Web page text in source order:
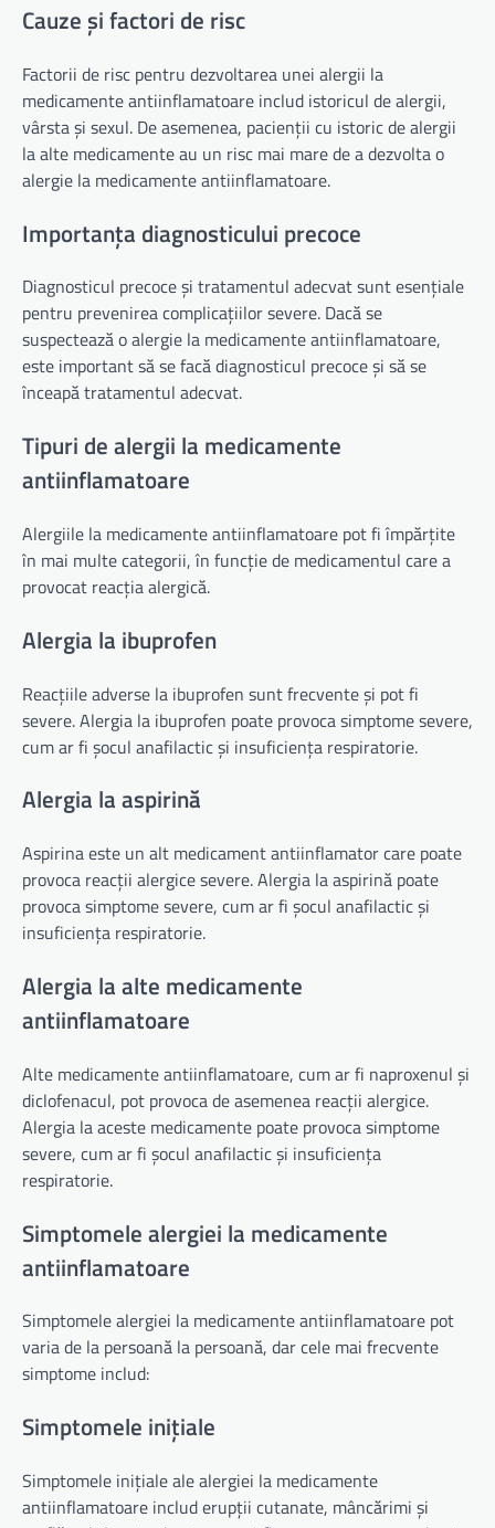
Cauze și factori de risc
Factorii de risc pentru dezvoltarea unei alergii la
medicamente antiinflamatoare includ istoricul de alergii,
vârsta și sexul. De asemenea, pacienții cu istoric de alergii
la alte medicamente au un risc mai mare de a dezvolta o
alergie la medicamente antiinflamatoare.
Importanța diagnosticului precoce
Diagnosticul precoce și tratamentul adecvat sunt esențiale
pentru prevenirea complicațiilor severe. Dacă se
suspectează o alergie la medicamente antiinflamatoare,
este important să se facă diagnosticul precoce și să se
înceapă tratamentul adecvat.
Tipuri de alergii la medicamente
antiinflamatoare
Alergiile la medicamente antiinflamatoare pot fi împărțite
în mai multe categorii, în funcție de medicamentul care a
provocat reacția alergică.
Alergia la ibuprofen
Reacțiile adverse la ibuprofen sunt frecvente și pot fi
severe. Alergia la ibuprofen poate provoca simptome severe,
cum ar fi șocul anafilactic și insuficiența respiratorie.
Alergia la aspirină
Aspirina este un alt medicament antiinflamator care poate
provoca reacții alergice severe. Alergia la aspirină poate
provoca simptome severe, cum ar fi șocul anafilactic și
insuficiența respiratorie.
Alergia la alte medicamente
antiinflamatoare
Alte medicamente antiinflamatoare, cum ar fi naproxenul și
diclofenacul, pot provoca de asemenea reacții alergice.
Alergia la aceste medicamente poate provoca simptome
severe, cum ar fi șocul anafilactic și insuficiența
respiratorie.
Simptomele alergiei la medicamente
antiinflamatoare
Simptomele alergiei la medicamente antiinflamatoare pot
varia de la persoană la persoană, dar cele mai frecvente
simptome includ:
Simptomele inițiale
Simptomele inițiale ale alergiei la medicamente
antiinflamatoare includ erupții cutanate, mâncărimi și